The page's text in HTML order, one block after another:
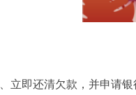
立即还清欠款，并申请